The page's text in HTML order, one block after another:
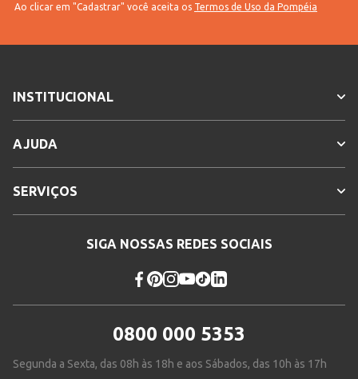
Ao clicar em "Cadastrar" você aceita os Termos de Uso da Pompéia
INSTITUCIONAL
AJUDA
SERVIÇOS
SIGA NOSSAS REDES SOCIAIS
0800 000 5353
Segunda a Sexta, das 08h às 18h e aos Sábados, das 10h às 17h